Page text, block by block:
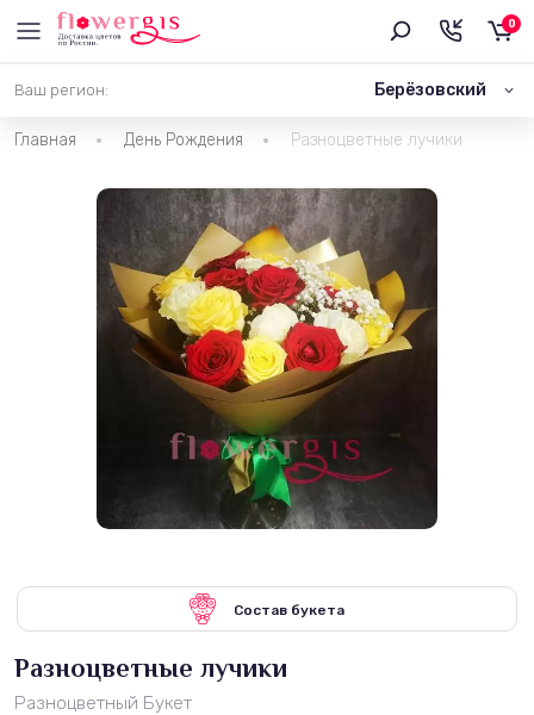
Ваш регион: Берёзовский
0
Главная День Рождения Разноцветные лучики
Состав букета
Разноцветные лучики
Разноцветный Букет